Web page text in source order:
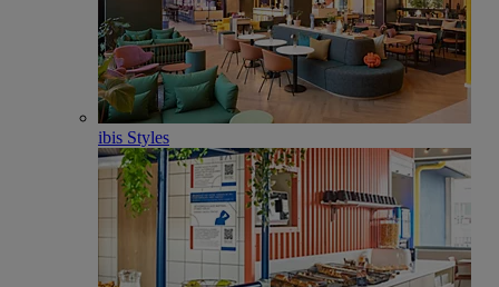
ibis Styles